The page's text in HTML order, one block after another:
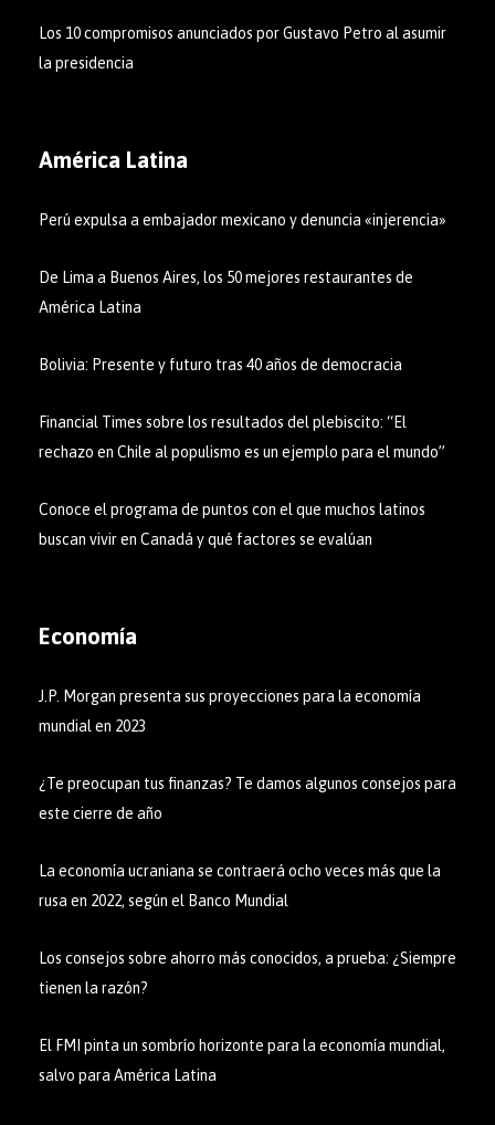
Los 10 compromisos anunciados por Gustavo Petro al asumir
la presidencia
América Latina
Perú expulsa a embajador mexicano y denuncia «injerencia»
De Lima a Buenos Aires, los 50 mejores restaurantes de
América Latina
Bolivia: Presente y futuro tras 40 años de democracia
Financial Times sobre los resultados del plebiscito: “El
rechazo en Chile al populismo es un ejemplo para el mundo”
Conoce el programa de puntos con el que muchos latinos
buscan vivir en Canadá y qué factores se evalúan
Economía
J.P. Morgan presenta sus proyecciones para la economía
mundial en 2023
¿Te preocupan tus finanzas? Te damos algunos consejos para
este cierre de año
La economía ucraniana se contraerá ocho veces más que la
rusa en 2022, según el Banco Mundial
Los consejos sobre ahorro más conocidos, a prueba: ¿Siempre
tienen la razón?
El FMI pinta un sombrío horizonte para la economía mundial,
salvo para América Latina